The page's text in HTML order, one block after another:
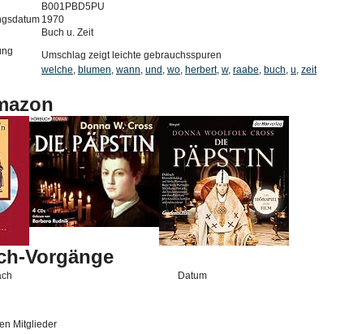
B001PBD5PU
1970
Buch u. Zeit
Umschlag zeigt leichte gebrauchsspuren
welche, blumen, wann, und , wo, herbert, w, raabe, buch, u, zeit
Vorgänge
Datum
Mitglieder